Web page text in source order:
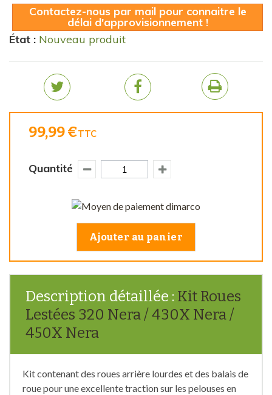
Contactez-nous par mail pour connaitre le
délai d'approvisionnement !
État : Nouveau produit
99,99 €TTC
Quantité
Ajouter au panier
Description détaillée : Kit Roues
Lestées 320 Nera / 430X Nera /
450X Nera
Kit contenant des roues arrière lourdes et des balais de
roue pour une excellente traction sur les pelouses en